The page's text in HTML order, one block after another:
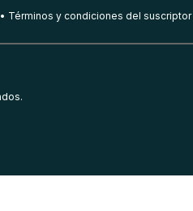
Términos y condiciones del suscriptor